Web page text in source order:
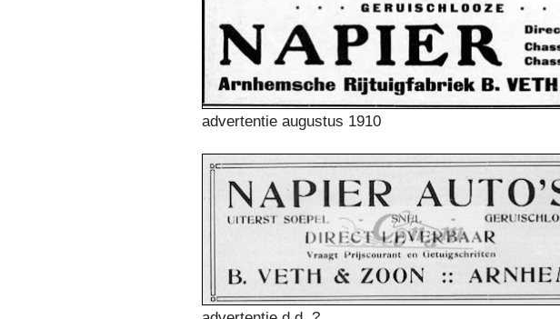
advertentie augustus 1910